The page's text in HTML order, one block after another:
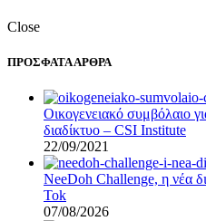
Close
ΠΡΟΣΦΑΤΑ ΑΡΘΡΑ
Οικογενειακό συμβόλαιο
διαδίκτυο – CSI Institute
22/09/2021
NeeDoh Challenge, η νέα
Tok
07/08/2026